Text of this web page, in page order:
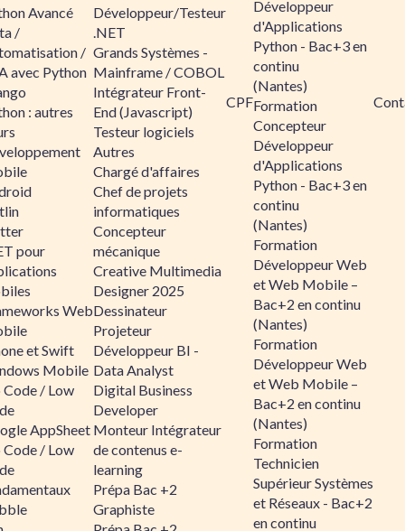
Avancé
/
/
avec Python
: autres
pour
Web
et Swift
Mobile
/ Low
AppSheet
/ Low
Développeur/Testeur
.NET
Grands Systèmes -
Mainframe / COBOL
Intégrateur Front-
End (Javascript)
Testeur logiciels
Autres
Chargé d'affaires
Chef de projets
informatiques
Concepteur
mécanique
Creative Multimedia
Designer 2025
Dessinateur
Projeteur
Développeur BI -
Data Analyst
Digital Business
Developer
Monteur Intégrateur
de contenus e-
learning
Prépa Bac +2
Graphiste
CPF
Développeur
d'Applications
Python - Bac+3 en
continu
(Nantes)
Formation
Concepteur
Développeur
d'Applications
Python - Bac+3 en
continu
(Nantes)
Formation
Développeur Web
et Web Mobile –
Bac+2 en continu
(Nantes)
Formation
Développeur Web
et Web Mobile –
Bac+2 en continu
(Nantes)
Formation
Technicien
Supérieur Systèmes
et Réseaux - Bac+2
en continu